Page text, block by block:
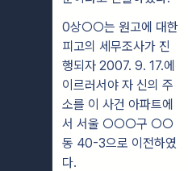
0상○○는 원고에 대한
피고의 세무조사가 진
행되자 2007. 9. 17.에
이르러서야 자 신의 주
소를 이 사건 아파트에
서 서울 ○○○구 ○○
동 40-3으로 이전하였
다.